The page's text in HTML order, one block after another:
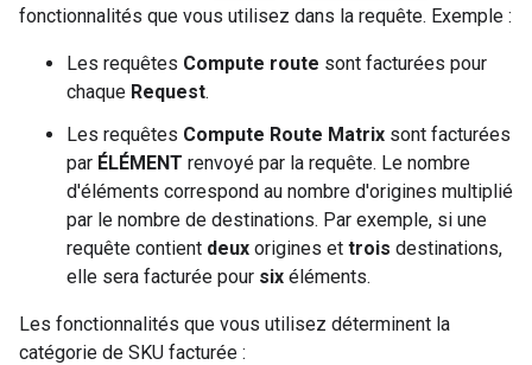
fonctionnalités que vous utilisez dans la requête. Exemple :
Les requêtes Compute route sont facturées pour
chaque Request.
Les requêtes Compute Route Matrix sont facturées
par ÉLÉMENT renvoyé par la requête. Le nombre
d'éléments correspond au nombre d'origines multiplié
par le nombre de destinations. Par exemple, si une
requête contient deux origines et trois destinations,
elle sera facturée pour six éléments.
Les fonctionnalités que vous utilisez déterminent la
catégorie de SKU facturée :